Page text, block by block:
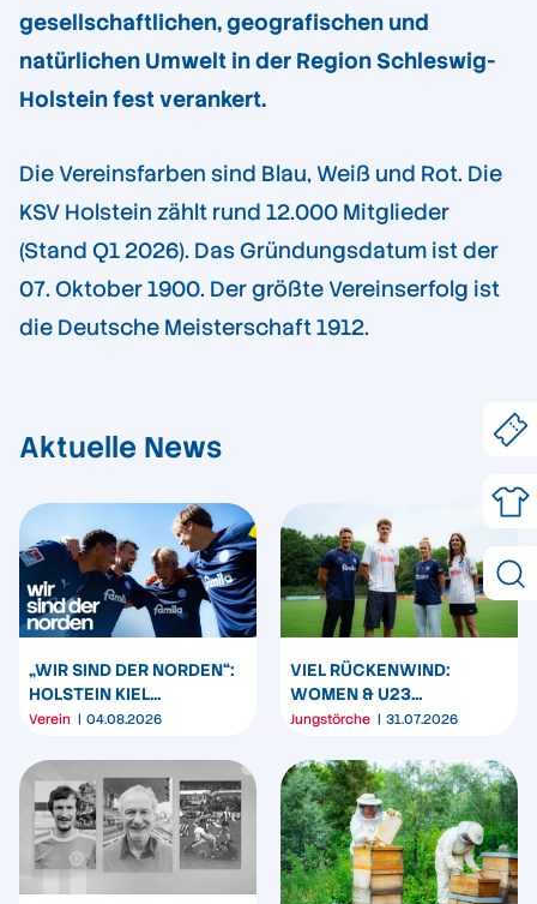
gesellschaftlichen, geografischen und
natürlichen Umwelt in der Region Schleswig-
Holstein fest verankert.
Die Vereinsfarben sind Blau, Weiß und Rot. Die
KSV Holstein zählt rund 12.000 Mitglieder
(Stand Q1 2026). Das Gründungsdatum ist der
07. Oktober 1900. Der größte Vereinserfolg ist
die Deutsche Meisterschaft 1912.
Aktuelle News
„WIR SIND DER NORDEN“:
HOLSTEIN KIEL
ERWEITERT SEIN
Verein 04.08.2026
VIEL RÜCKENWIND:
WOMEN & U23
PRÄSENTIEREN
Jungstörche 31.07.2026